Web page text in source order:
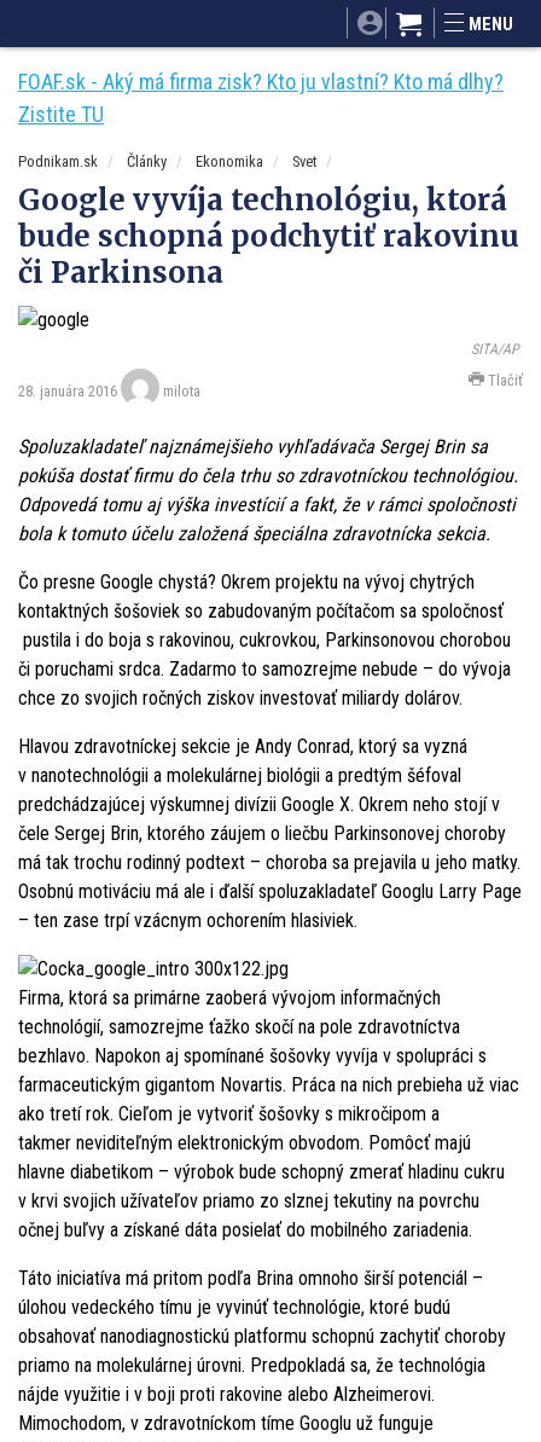
Mnamky-recepty.sk
MENU
FOAF.sk - Aký má firma zisk? Kto ju vlastní? Kto má dlhy?
Zistite TU
Podnikam.sk Články Ekonomika Svet
Google vyvíja technológiu, ktorá
bude schopná podchytiť rakovinu
či Parkinsona
SITA/AP
28. januára 2016 milota
Tlačiť
Spoluzakladateľ najznámejšieho vyhľadávača Sergej Brin sa
pokúša dostať firmu do čela trhu so zdravotníckou technológiou.
Odpovedá tomu aj výška investícií a fakt, že v rámci spoločnosti
bola k tomuto účelu založená špeciálna zdravotnícka sekcia.
Čo presne Google chystá? Okrem projektu na vývoj chytrých
kontaktných šošoviek so zabudovaným počítačom sa spoločnosť
pustila i do boja s rakovinou, cukrovkou, Parkinsonovou chorobou
či poruchami srdca. Zadarmo to samozrejme nebude – do vývoja
chce zo svojich ročných ziskov investovať miliardy dolárov.
Hlavou zdravotníckej sekcie je Andy Conrad, ktorý sa vyzná
v nanotechnológii a molekulárnej biológii a predtým šéfoval
predchádzajúcej výskumnej divízii Google X. Okrem neho stojí v
čele Sergej Brin, ktorého záujem o liečbu Parkinsonovej choroby
má tak trochu rodinný podtext – choroba sa prejavila u jeho matky.
Osobnú motiváciu má ale i ďalší spoluzakladateľ Googlu Larry Page
– ten zase trpí vzácnym ochorením hlasiviek.
Firma, ktorá sa primárne zaoberá vývojom informačných
technológií, samozrejme ťažko skočí na pole zdravotníctva
bezhlavo. Napokon aj spomínané šošovky vyvíja v spolupráci s
farmaceutickým gigantom Novartis. Práca na nich prebieha už viac
ako tretí rok. Cieľom je vytvoriť šošovky s mikročipom a
takmer neviditeľným elektronickým obvodom. Pomôcť majú
hlavne diabetikom – výrobok bude schopný zmerať hladinu cukru
v krvi svojich užívateľov priamo zo slznej tekutiny na povrchu
očnej buľvy a získané dáta posielať do mobilného zariadenia.
Táto iniciatíva má pritom podľa Brina omnoho širší potenciál –
úlohou vedeckého tímu je vyvinúť technológie, ktoré budú
obsahovať nanodiagnostickú platformu schopnú zachytiť choroby
priamo na molekulárnej úrovni. Predpokladá sa, že technológia
nájde využitie i v boji proti rakovine alebo Alzheimerovi.
Mimochodom, v zdravotníckom tíme Googlu už funguje